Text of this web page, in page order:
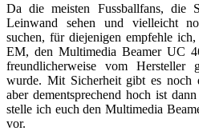
Da die meisten Fussballfans, die
Leinwand sehen und vielleicht
suchen, für diejenigen empfehle
EM, den Multimedia Beamer UC
freundlicherweise vom Hersteller
wurde. Mit Sicherheit gibt es noch
aber dementsprechend hoch ist
stelle ich euch den Multimedia
vor.